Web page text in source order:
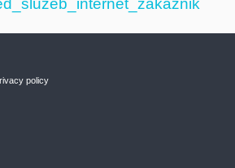
policy